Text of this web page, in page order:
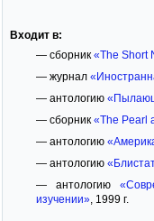
Входит в:
— сборник «The Short
— журнал
— антологию
— сборник «The Pearl
— антологию
— антологию
— антологию
изучении», 1999 г.